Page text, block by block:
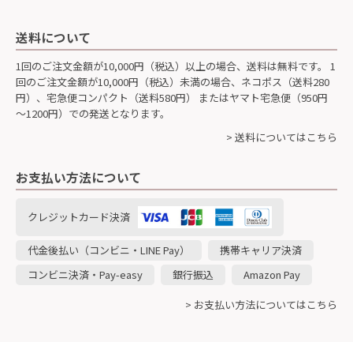
送料について
1回のご注文金額が10,000円（税込）以上の場合、送料は無料です。 1
回のご注文金額が10,000円（税込）未満の場合、ネコポス（送料280
円）、宅急便コンパクト（送料580円） またはヤマト宅急便（950円
～1200円）での発送となります。
> 送料についてはこちら
お支払い方法について
クレジットカード決済
代金後払い（コンビニ・LINE Pay）
携帯キャリア決済
コンビニ決済・Pay-easy
銀行振込
Amazon Pay
> お支払い方法についてはこちら